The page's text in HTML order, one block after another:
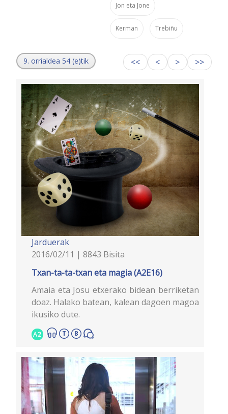
Jon eta Jone
Kerman Trebiñu
9. orrialdea 54 (e)tik << < > >>
Jarduerak
2016/02/11 | 8843 Bisita
Txan-ta-ta-txan eta magia (A2E16)
Amaia eta Josu etxerako bidean berriketan
doaz. Halako batean, kalean dagoen magoa
ikusiko dute.
A2